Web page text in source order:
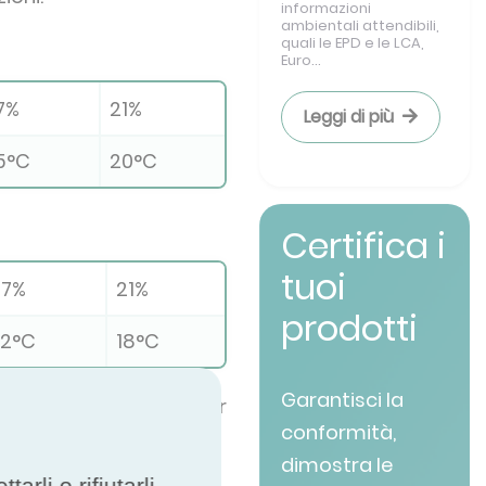
21%
20°C
21%
18°C
diverse condizioni) per
informazioni
ambientali attendibili,
quali le EPD e le LCA,
Euro...
Leggi di più
Certifica i
tuoi
prodotti
Garantisci la
conformità,
dimostra le